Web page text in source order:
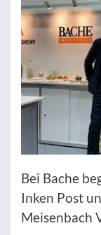
Bei Bache
Inken Post
Meisenbach